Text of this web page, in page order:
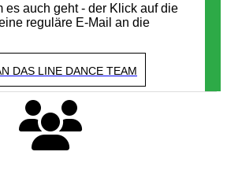
es auch geht - der Klick auf die
reguläre E-Mail an die
DAS LINE DANCE TEAM